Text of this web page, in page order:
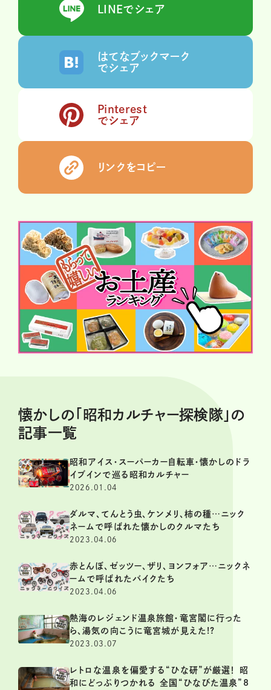
LINEでシェア
はてなブックマーク
でシェア
Pinterest
でシェア
リンクをコピー
懐かしの「昭和カルチャー探検隊」の
記事一覧
昭和アイス・スーパーカー自転車・懐かしのドラ
イブインで巡る昭和カルチャー
2026.01.04
ダルマ、てんとう虫、ケンメリ、柿の種…ニック
ネームで呼ばれた懐かしのクルマたち
2023.04.06
赤とんぼ、ゼッツー、ザリ、ヨンフォア…ニックネ
ームで呼ばれたバイクたち
2023.04.06
熱海のレジェンド温泉旅館・竜宮閣に行った
ら、湯気の向こうに竜宮城が見えた!?
2023.03.07
レトロな温泉を偏愛する“ひな研”が厳選！ 昭
和にどっぷりつかれる 全国“ひなびた温泉”8